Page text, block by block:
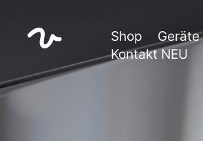
Shop Geräte
Kontakt NEU